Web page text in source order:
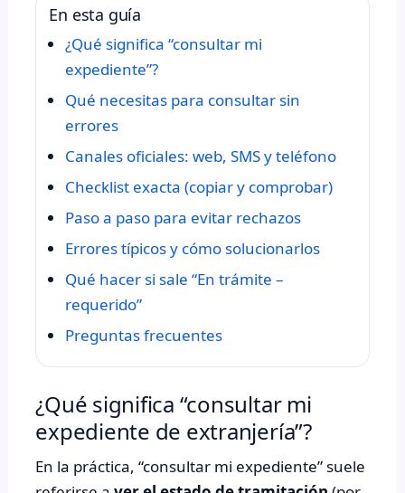
En esta guía
¿Qué significa “consultar mi
expediente”?
Qué necesitas para consultar sin
errores
Canales oficiales: web, SMS y teléfono
Checklist exacta (copiar y comprobar)
Paso a paso para evitar rechazos
Errores típicos y cómo solucionarlos
Qué hacer si sale “En trámite –
requerido”
Preguntas frecuentes
¿Qué significa “consultar mi
expediente de extranjería”?
En la práctica, “consultar mi expediente” suele